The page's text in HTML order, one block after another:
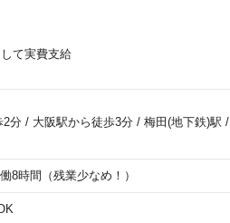
て実費支給
2分/ 大阪駅から徒歩3分/ 梅田(地下鉄)駅 /
8時間（残業少なめ！）